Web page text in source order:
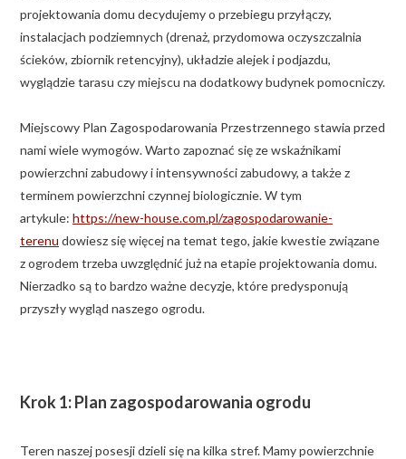
projektowania domu decydujemy o przebiegu przyłączy,
instalacjach podziemnych (drenaż, przydomowa oczyszczalnia
ścieków, zbiornik retencyjny), układzie alejek i podjazdu,
wyglądzie tarasu czy miejscu na dodatkowy budynek pomocniczy.
Miejscowy Plan Zagospodarowania Przestrzennego stawia przed
nami wiele wymogów. Warto zapoznać się ze wskaźnikami
powierzchni zabudowy i intensywności zabudowy, a także z
terminem powierzchni czynnej biologicznie. W tym
artykule: https://new-house.com.pl/zagospodarowanie-
terenu dowiesz się więcej na temat tego, jakie kwestie związane
z ogrodem trzeba uwzględnić już na etapie projektowania domu.
Nierzadko są to bardzo ważne decyzje, które predysponują
przyszły wygląd naszego ogrodu.
Krok 1: Plan zagospodarowania ogrodu
Teren naszej posesji dzieli się na kilka stref. Mamy powierzchnie